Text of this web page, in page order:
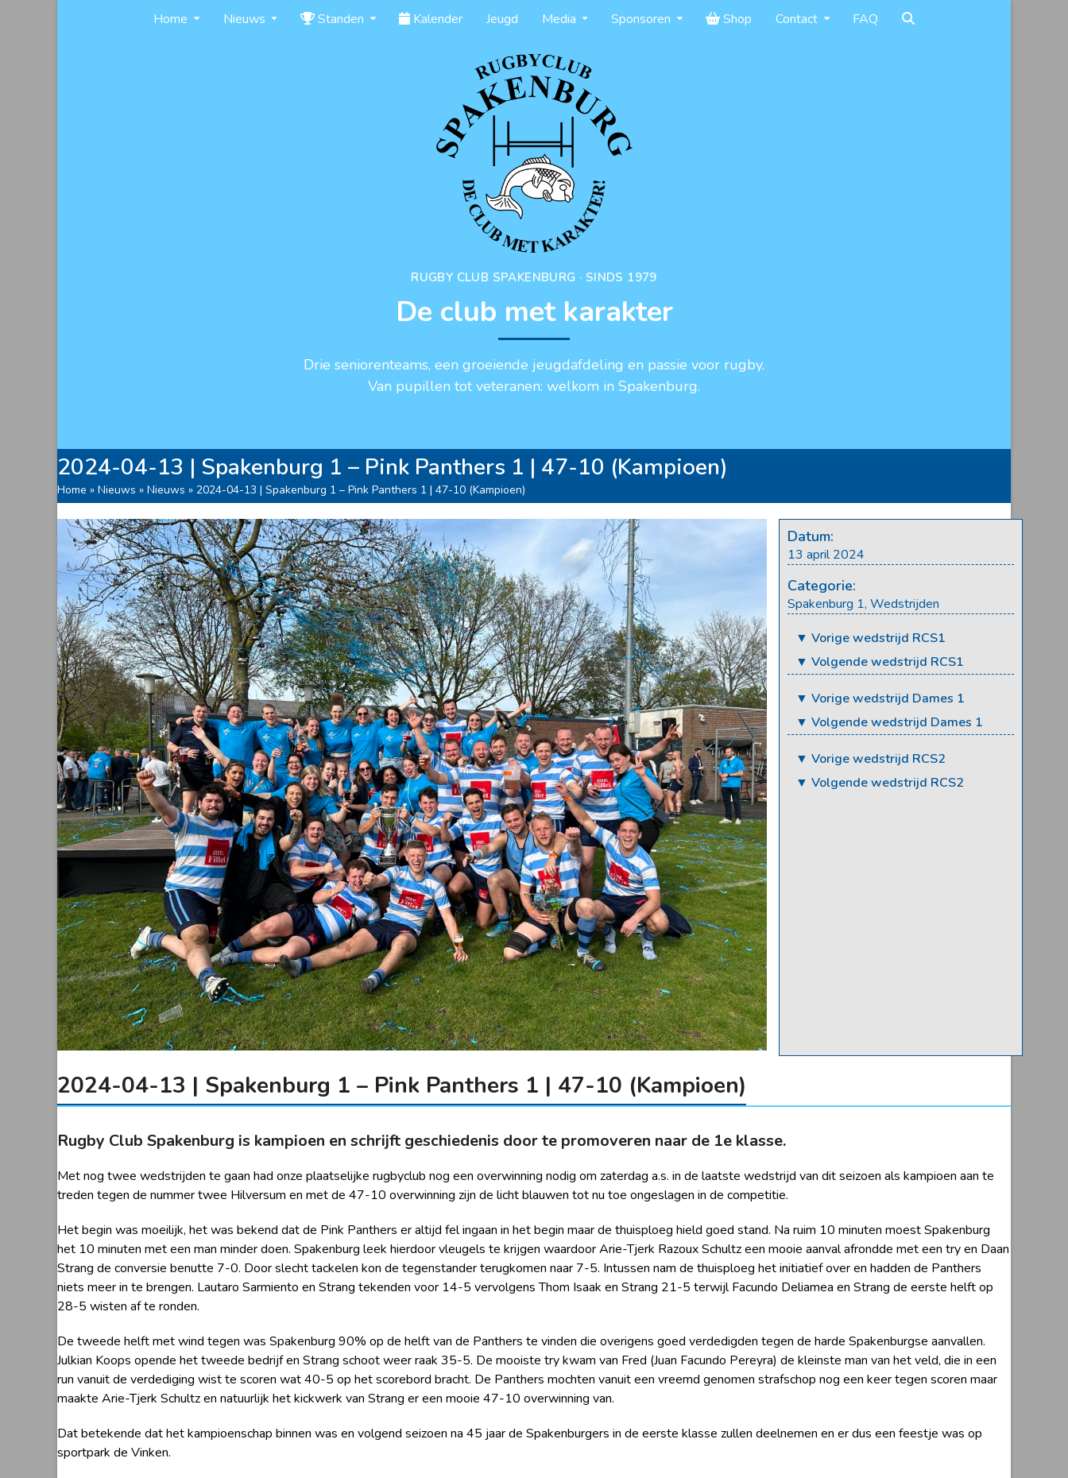
Home Nieuws Standen Kalender Jeugd Media Sponsoren Shop Contact FAQ
RUGBY CLUB SPAKENBURG · SINDS 1979
De club met karakter
Drie seniorenteams, een groeiende jeugdafdeling en passie voor rugby.
Van pupillen tot veteranen: welkom in Spakenburg.
2024-04-13 | Spakenburg 1 – Pink Panthers 1 | 47-10 (Kampioen)
Home » Nieuws » Nieuws » 2024-04-13 | Spakenburg 1 – Pink Panthers 1 | 47-10 (Kampioen)
Datum:
13 april 2024
Categorie:
Spakenburg 1, Wedstrijden
▼ Vorige wedstrijd RCS1
▼ Volgende wedstrijd RCS1
▼ Vorige wedstrijd Dames 1
▼ Volgende wedstrijd Dames 1
▼ Vorige wedstrijd RCS2
▼ Volgende wedstrijd RCS2
2024-04-13 | Spakenburg 1 – Pink Panthers 1 | 47-10 (Kampioen)
Rugby Club Spakenburg is kampioen en schrijft geschiedenis door te promoveren naar de 1e klasse.
Met nog twee wedstrijden te gaan had onze plaatselijke rugbyclub nog een overwinning nodig om zaterdag a.s. in de laatste wedstrijd van dit seizoen als kampioen aan te
treden tegen de nummer twee Hilversum en met de 47-10 overwinning zijn de licht blauwen tot nu toe ongeslagen in de competitie.
Het begin was moeilijk, het was bekend dat de Pink Panthers er altijd fel ingaan in het begin maar de thuisploeg hield goed stand. Na ruim 10 minuten moest Spakenburg
het 10 minuten met een man minder doen. Spakenburg leek hierdoor vleugels te krijgen waardoor Arie-Tjerk Razoux Schultz een mooie aanval afrondde met een try en Daan
Strang de conversie benutte 7-0. Door slecht tackelen kon de tegenstander terugkomen naar 7-5. Intussen nam de thuisploeg het initiatief over en hadden de Panthers
niets meer in te brengen. Lautaro Sarmiento en Strang tekenden voor 14-5 vervolgens Thom Isaak en Strang 21-5 terwijl Facundo Deliamea en Strang de eerste helft op
28-5 wisten af te ronden.
De tweede helft met wind tegen was Spakenburg 90% op de helft van de Panthers te vinden die overigens goed verdedigden tegen de harde Spakenburgse aanvallen.
Julkian Koops opende het tweede bedrijf en Strang schoot weer raak 35-5. De mooiste try kwam van Fred (Juan Facundo Pereyra) de kleinste man van het veld, die in een
run vanuit de verdediging wist te scoren wat 40-5 op het scorebord bracht. De Panthers mochten vanuit een vreemd genomen strafschop nog een keer tegen scoren maar
maakte Arie-Tjerk Schultz en natuurlijk het kickwerk van Strang er een mooie 47-10 overwinning van.
Dat betekende dat het kampioenschap binnen was en volgend seizoen na 45 jaar de Spakenburgers in de eerste klasse zullen deelnemen en er dus een feestje was op
sportpark de Vinken.